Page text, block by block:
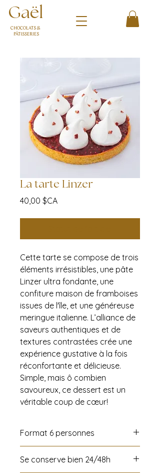
Gaël
CHOCOLATS &
PÂTISSERIES
La tarte Linzer
40,00 $CAPrix
Cette tarte se compose de trois
éléments irrésistibles, une pâte
Linzer ultra fondante, une
confiture maison de framboises
issues de l'île, et une généreuse
meringue italienne. L’alliance de
saveurs authentiques et de
textures contrastées crée une
expérience gustative à la fois
réconfortante et délicieuse.
Simple, mais ô combien
savoureux, ce dessert est un
véritable coup de cœur!
Format 6 personnes
Se conserve bien 24/48h